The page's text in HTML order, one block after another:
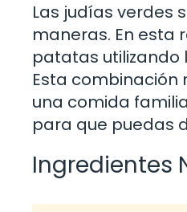
Las judías verdes
maneras. En esta
patatas utilizando
Esta combinación
una comida
para que puedas
Ingredientes